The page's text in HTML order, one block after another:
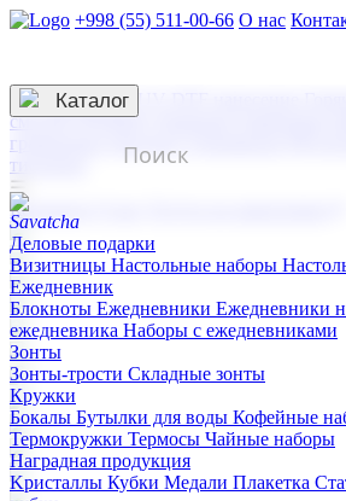
+998 (55) 511-00-66 О нас
3D гравировка
смолой (Doming)
гравировка твердая
тиснение
☰
Контакты
Каталог
Деловые подарки
Визитницы Настольные наборы
Ежедневник
Блокноты Ежедневники Ежедневники
ежедневника Наборы с ежедневниками
Зонты
Зонты-трости Складные зонты
Кружки
Бокалы Бутылки для воды Кофейные
Термокружки Термосы Чайные наборы
Наградная продукция
Kристаллы Кубки Медали Плакетка